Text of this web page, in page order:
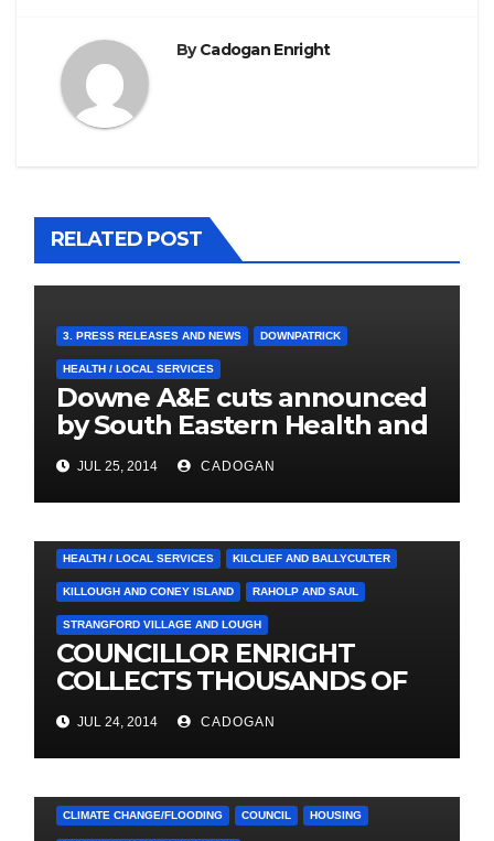
ByCadogan Enright
RELATED POST
3. PRESS RELEASES AND NEWS DOWNPATRICK
HEALTH / LOCAL SERVICES
Downe A&E cuts announced
by South Eastern Health and
Social Care Trust
JUL 25, 2014 CADOGAN
HEALTH / LOCAL SERVICES KILCLIEF AND BALLYCULTER
KILLOUGH AND CONEY ISLAND RAHOLP AND SAUL
STRANGFORD VILLAGE AND LOUGH
COUNCILLOR ENRIGHT
COLLECTS THOUSANDS OF
LOCAL SIGNATURES FOR
A&E CAMPAIGN
JUL 24, 2014 CADOGAN
CLIMATE CHANGE/FLOODING COUNCIL HOUSING